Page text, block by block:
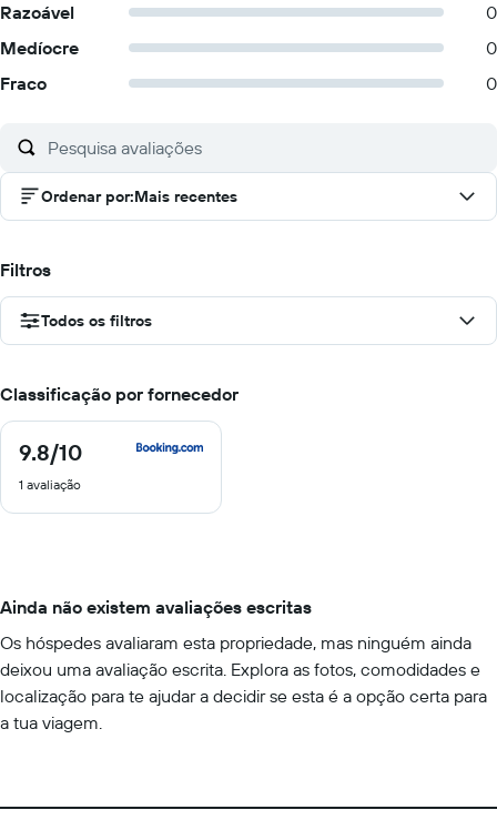
Razoável
0
Medíocre
0
Fraco
0
Ordenar por:Mais recentes
Filtros
Todos os filtros
Classificação por fornecedor
9.8/10
9.8
10
1 avaliação
Ainda não existem avaliações escritas
Os hóspedes avaliaram esta propriedade, mas ninguém ainda
deixou uma avaliação escrita. Explora as fotos, comodidades e
localização para te ajudar a decidir se esta é a opção certa para
a tua viagem.